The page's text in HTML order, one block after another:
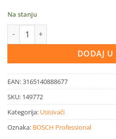
Na stanju
BOSCH akumulatorski
DODAJ U
EAN:3165140888677
SKU: 149772
Kategorija: Usisivači
Oznaka: BOSCH Professional